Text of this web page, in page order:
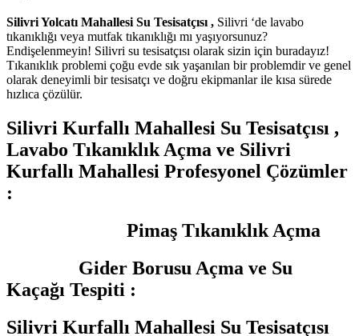
Silivri Yolcatı Mahallesi Su Tesisatçısı , Silivri ‘de lavabo
tıkanıklığı veya mutfak tıkanıklığı mı yaşıyorsunuz?
Endişelenmeyin! Silivri su tesisatçısı olarak sizin için buradayız!
Tıkanıklık problemi çoğu evde sık yaşanılan bir problemdir ve genel
olarak deneyimli bir tesisatçı ve doğru ekipmanlar ile kısa sürede
hızlıca çözülür.
Silivri Kurfallı Mahallesi Su Tesisatçısı ,
Lavabo Tıkanıklık Açma ve Silivri
Kurfallı Mahallesi Profesyonel Çözümler
:
Pimaş Tıkanıklık Açma
Gider Borusu Açma ve Su
Kaçağı Tespiti :
Silivri Kurfallı Mahallesi Su Tesisatçısı